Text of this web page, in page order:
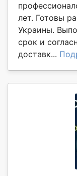
лет. Готовы
Украины.
срок и
доставк...